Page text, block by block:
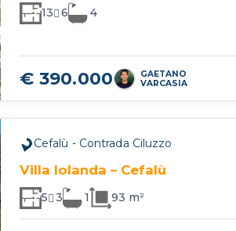
13 6 4
€ 390.000
GAETANO
VARCASIA
Cefalù - Contrada Ciluzzo
Villa Iolanda – Cefalù
5 3 1 93 m²